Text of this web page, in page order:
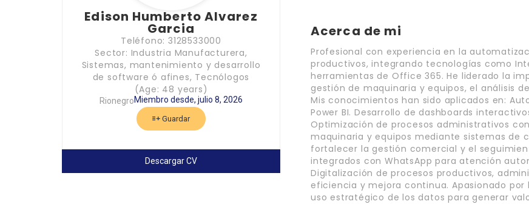
Edison Humberto Alvarez
Garcia
Teléfono: 3128533000
Sector: Industria Manufacturera,
Sistemas, mantenimiento y desarrollo
de software ó afines, Tecnólogos
(Age: 48 years)
RionegroMiembro desde, julio 8, 2026
Guardar
Descargar CV
Acerca de mi
Profesional con experiencia en la
productivos, integrando tecnologías como
herramientas de Office 365. He liderado la
gestión de maquinaria y equipos, el análisis
Mis conocimientos han sido aplicados en:
Power BI. Desarrollo de dashboards
Optimización de procesos administrativos
maquinaria y equipos mediante sistemas de
fortalecer la gestión comercial y el
integrados con WhatsApp para atención
Digitalización de procesos productivos,
eficiencia y mejora continua. Apasionado
uso estratégico de los datos para generar